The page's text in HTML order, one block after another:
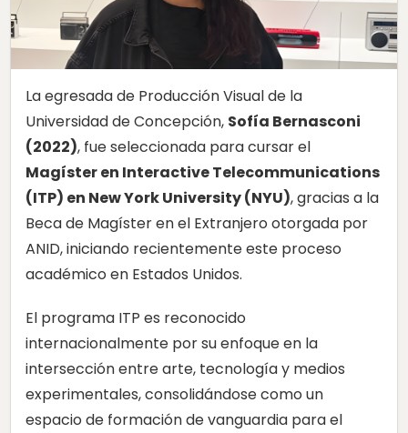
La egresada de Producción Visual de la
Universidad de Concepción, Sofía Bernasconi
(2022), fue seleccionada para cursar el
Magíster en Interactive Telecommunications
(ITP) en New York University (NYU), gracias a la
Beca de Magíster en el Extranjero otorgada por
ANID, iniciando recientemente este proceso
académico en Estados Unidos.
El programa ITP es reconocido
internacionalmente por su enfoque en la
intersección entre arte, tecnología y medios
experimentales, consolidándose como un
espacio de formación de vanguardia para el